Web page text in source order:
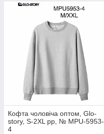
Кофта чоловіча оптом, Glo-
story, S-2XL рр, № MPU-5953-
4